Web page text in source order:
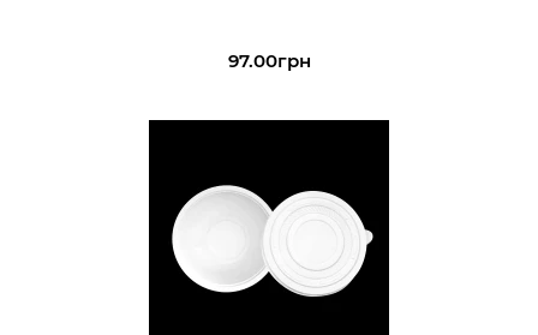
97.00грн